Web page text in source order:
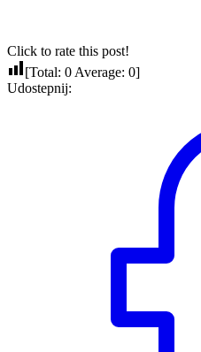
Click to rate this post!
[Total: 0 Average: 0]
Udostepnij: